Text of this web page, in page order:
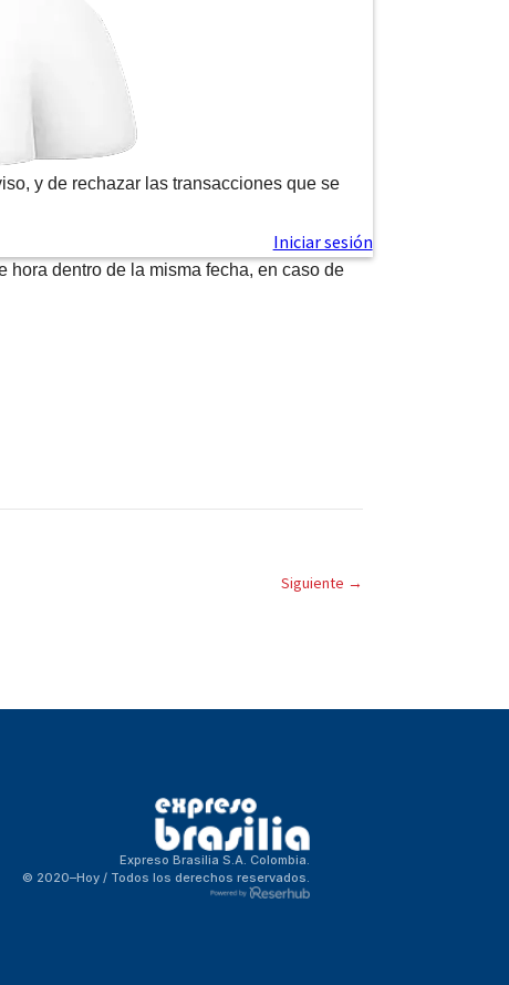
y de rechazar las transacciones que se
hora dentro de la misma fecha, en caso de
Siguiente →
Expreso Brasilia S.A. Colombia.
© 2020–Hoy / Todos los derechos reservados.